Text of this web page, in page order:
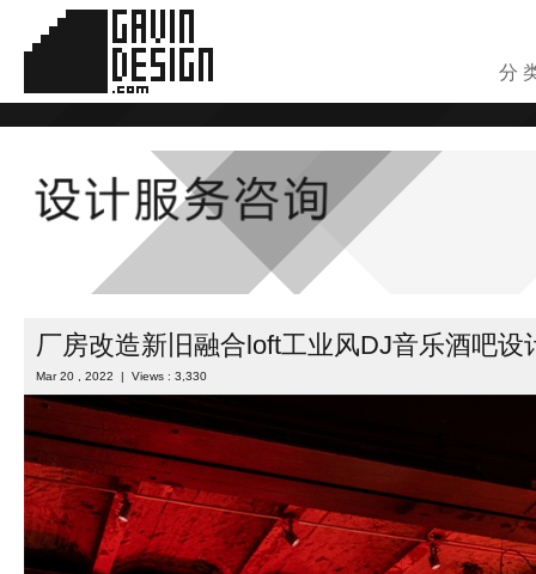
分
厂房改造新旧融合loft工业风DJ音乐酒吧设
Mar 20 , 2022 | Views : 3,330